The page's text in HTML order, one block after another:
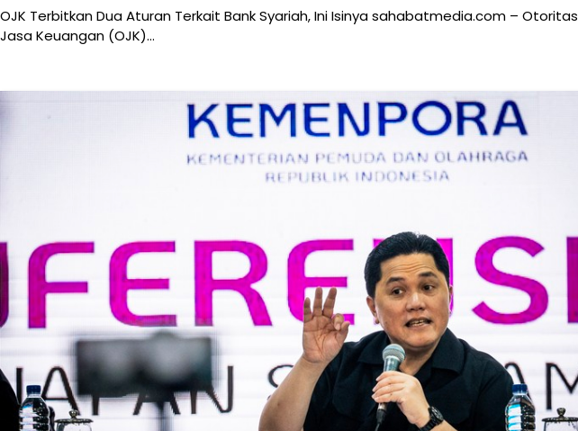
OJK Terbitkan Dua Aturan Terkait Bank Syariah, Ini Isinya sahabatmedia.com – Otoritas
Jasa Keuangan (OJK)…